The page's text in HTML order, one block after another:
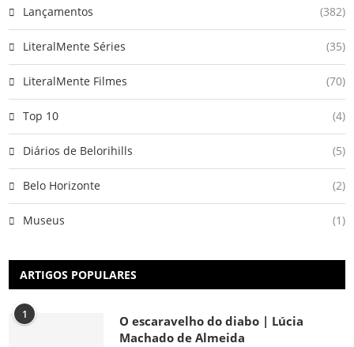
Lançamentos (382)
LiteralMente Séries (35)
LiteralMente Filmes (70)
Top 10 (4)
Diários de Belorihills (5)
Belo Horizonte (2)
Museus (1)
ARTIGOS POPULARES
1
O escaravelho do diabo | Lúcia
Machado de Almeida